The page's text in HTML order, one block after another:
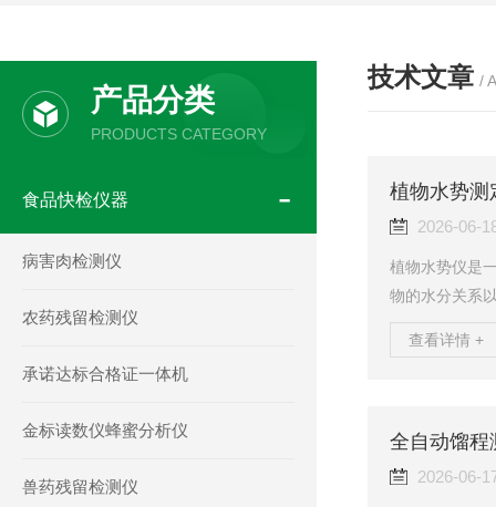
产品分类
PRODUCTS CATEGORY
食品快检仪器
病害肉检测仪
农药残留检测仪
承诺达标合格证一体机
金标读数仪蜂蜜分析仪
兽药残留检测仪
技术文章 /
植物水势测
2026-06-
植物水势仪是
物的水分关系
抗旱育种等工
势值，帮助研
学研究·生态学
查看详情 +
全自动馏程
2026-06-